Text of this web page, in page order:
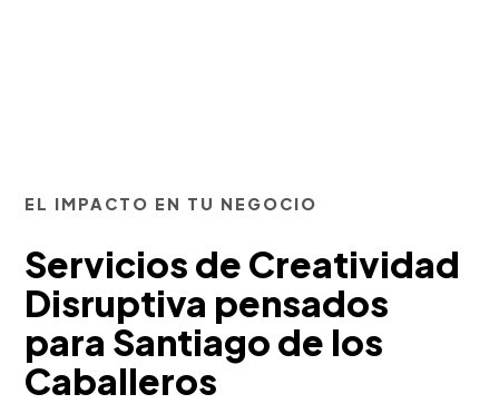
EL IMPACTO EN TU NEGOCIO
Servicios de Creatividad
Disruptiva pensados
para Santiago de los
Caballeros